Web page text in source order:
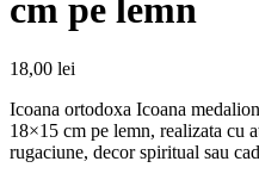
cm pe lemn
18,00 lei
Icoana ortodoxa Icoana
18×15 cm pe lemn, realizata cu
rugaciune, decor spiritual sau